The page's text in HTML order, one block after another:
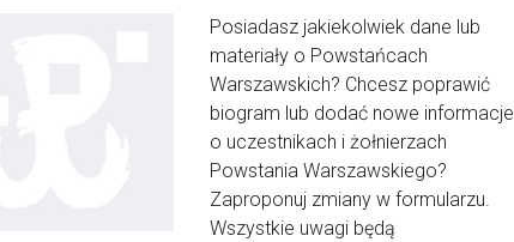
Posiadasz jakiekolwiek dane lub
materiały o Powstańcach
Warszawskich? Chcesz poprawić
biogram lub dodać nowe informacje
o uczestnikach i żołnierzach
Powstania Warszawskiego?
Zaproponuj zmiany w formularzu.
Wszystkie uwagi będą